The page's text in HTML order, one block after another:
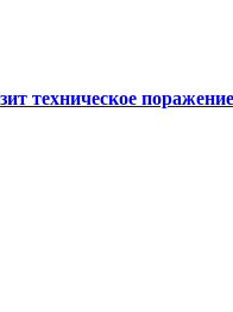
техническое